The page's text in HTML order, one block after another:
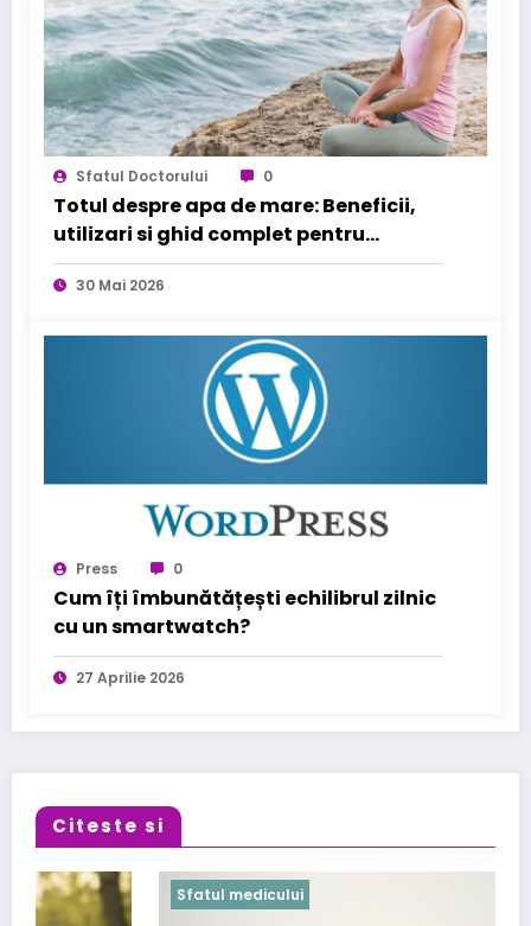
Sfatul Doctorului 0
Totul despre apa de mare: Beneficii,
utilizari si ghid complet pentru
sanatatea familiei tale
30 Mai 2026
Press 0
Cum îți îmbunătățești echilibrul zilnic
cu un smartwatch?
27 Aprilie 2026
Citeste si
Sfatul medicului